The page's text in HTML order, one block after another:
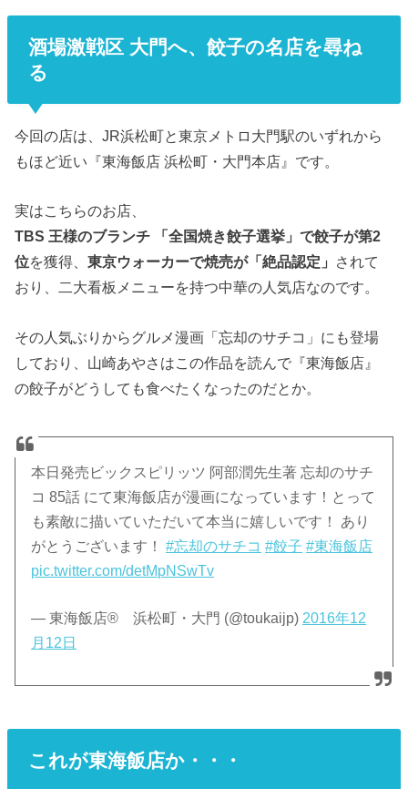
酒場激戦区 大門へ、餃子の名店を尋ね
る
今回の店は、JR浜松町と東京メトロ大門駅のいずれから
もほど近い『東海飯店 浜松町・大門本店』です。
実はこちらのお店、
TBS 王様のブランチ 「全国焼き餃子選挙」で餃子が第2
位を獲得、東京ウォーカーで焼売が「絶品認定」 されて
おり、二大看板メニューを持つ中華の人気店なのです。
その人気ぶりからグルメ漫画「忘却のサチコ」にも登場
しており、山崎あやさはこの作品を読んで『東海飯店』
の餃子がどうしても食べたくなったのだとか。
本日発売ビックスピリッツ 阿部潤先生著 忘却のサチ
コ 85話 にて東海飯店が漫画になっています！とって
も素敵に描いていただいて本当に嬉しいです！ あり
がとうございます！#忘却のサチコ #餃子 #東海飯店
pic.twitter.com/detMpNSwTv
— 東海飯店® 浜松町・大門 (@toukaijp) 2016年12
月12日
これが東海飯店か・・・